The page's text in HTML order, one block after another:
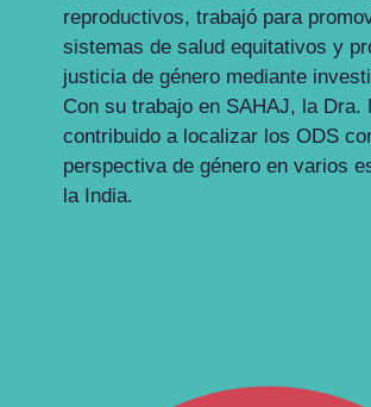
reproductivos, trabajó para
sistemas de salud equitativos y
justicia de género mediante
Con su trabajo en SAHAJ, la Dra.
contribuido a localizar los ODS
perspectiva de género en varios
la India.